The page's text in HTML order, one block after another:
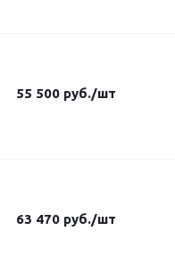
55 500 руб./шт
63 470 руб./шт